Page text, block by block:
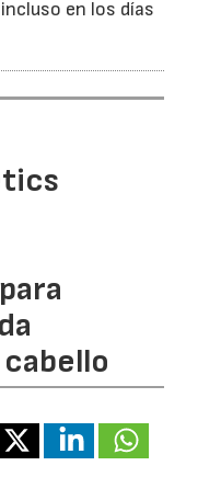
en los días